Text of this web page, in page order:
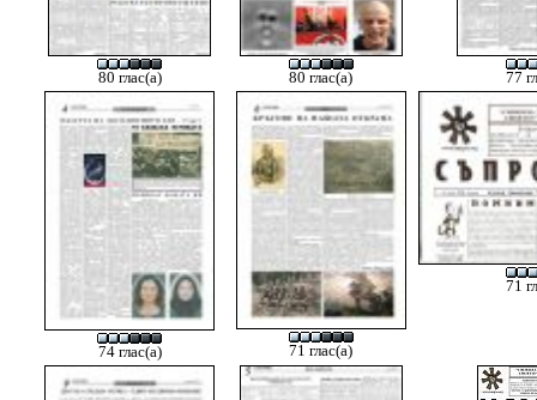
80 глас(а) 80 глас(а) 77
74 глас(а) 71 глас(а)
71